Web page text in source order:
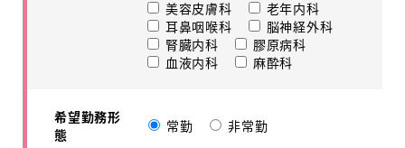
美容皮膚科
老年内科
耳鼻咽喉科
脳神経外科
腎臓内科
膠原病科
血液内科
麻酔科
希望勤務形
態
常勤 非常勤